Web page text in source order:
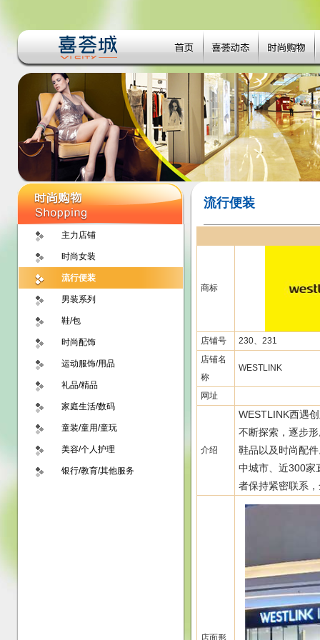
主力店铺
时尚女装
流行便装
男装系列
鞋/包
时尚配饰
运动服饰/用品
礼品/精品
家庭生活/数码
童装/童用/童玩
美容/个人护理
银行/教育/其他服务
流行便装
商标
店铺号
230、231
店铺名
称
WESTLINK
网址
介绍
WESTLINK西遇
不断探索，逐步
鞋品以及时尚配
中城市、近300家
者保持紧密联系
店面形